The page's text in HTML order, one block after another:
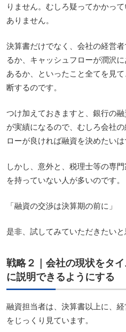
りません。むしろ疑ってかかっ
ありません。
決算書だけでなく、会社の経営
るか、キャッシュフローが潤沢
あるか、といったこと全てを見
断するのです。
つけ加えておきますと、銀行の
が実績になるので、むしろ会社
ローが良ければ融資を決めたいは
しかし、意外と、税理士等の専
を持っていない人が多いのです。
「融資の交渉は決算期の前に」
是非、試してみていただきたいと
戦略２｜会社の現状をタ
に説明できるようにする
融資担当者は、決算書以上に、
をじっくり見ています。